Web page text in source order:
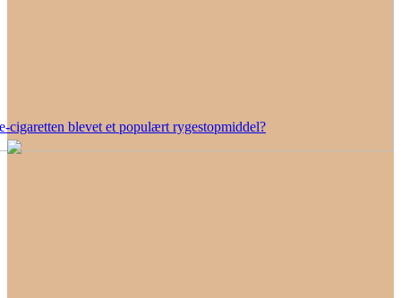
cigaretten blevet et populært rygestopmiddel?